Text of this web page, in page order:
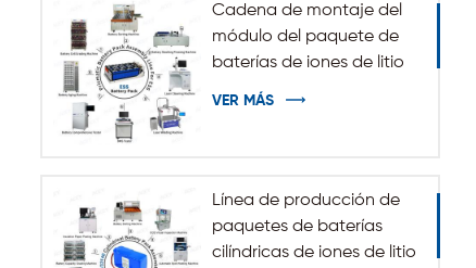
Cadena de montaje del
módulo del paquete de
baterías de iones de litio
del sistema de
VER MÁS
Línea de producción de
paquetes de baterías
cilíndricas de iones de litio